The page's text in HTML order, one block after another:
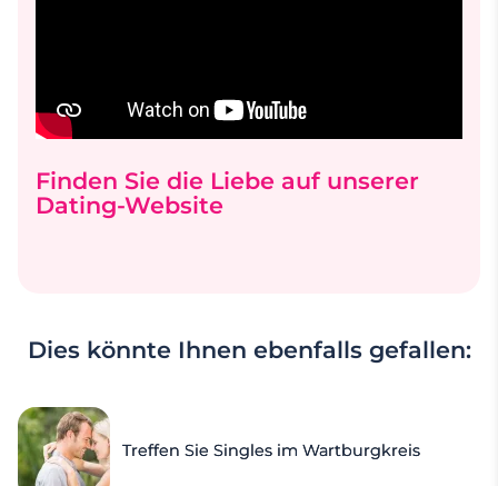
Finden Sie die Liebe auf unserer
Dating-Website
Dies könnte Ihnen ebenfalls gefallen:
Treffen Sie Singles im Wartburgkreis